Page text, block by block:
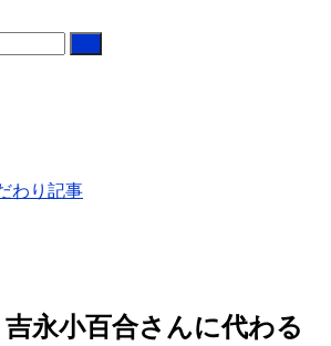
わり記事
永小百合さんに代わる